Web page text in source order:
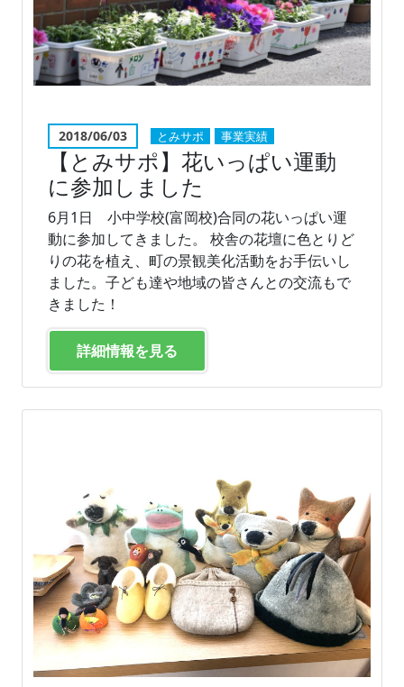
2018/06/03 とみサポ 事業実績
【とみサポ】花いっぱい運動
に参加しました
6月1日 小中学校(富岡校)合同の花いっぱい運
動に参加してきました。 校舎の花壇に色とりど
りの花を植え、町の景観美化活動をお手伝いし
ました。子ども達や地域の皆さんとの交流もで
きました！
詳細情報を見る